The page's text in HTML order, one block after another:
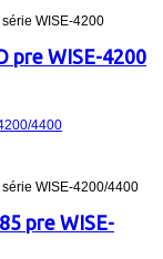
WISE-4200
pre WISE-4200
WISE-4200/4400
pre WISE-